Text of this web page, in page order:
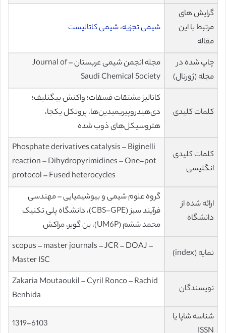
گرایش های
مرتبط با این
مقاله
شیمی تجزیه،شیمی کاتالیست
چاپ شده در
مجله (ژورنال)
مجله انجمن شیمی عربستان – Journal of
Saudi Chemical Society
کلمات کلیدی
کاتالیز مشتقات فسفات؛ واکنش بیگنلیف؛
دی‌هیدروپیریمیدین‌ها، پروتکل یکجا،
هتروسیکل‌های ذوب شده
کلمات کلیدی
انگلیسی
Phosphate derivatives catalysis – Biginelli
reaction – Dihydropyrimidines – One-pot
protocol – Fused heterocycles
ارائه شده از
دانشگاه
گروه علوم شیمی و بیوشیمیایی – مهندسی
فرآیند سبز (CBS-GPE)، دانشگاه پلی تکنیک
محمد ششم (UM6P)، بن گویر، مراکش
نمایه (index)
scopus – master journals – JCR – DOAJ –
Master ISC
نویسندگان
Zakaria Moutaoukil – Cyril Ronco – Rachid
Benhida
شناسه شاپا یا
1319-6103